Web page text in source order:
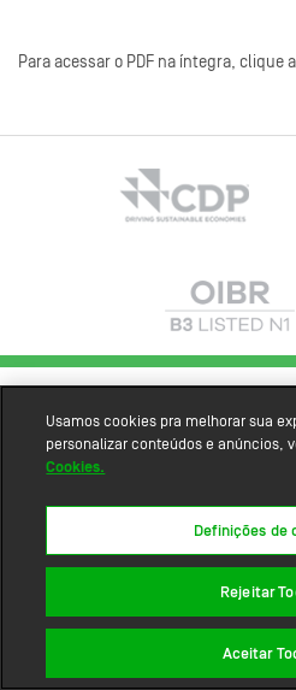
Para acessar o PDF na íntegra, clique
Usamos cookies pra melhorar sua
personalizar conteúdos e anúncios,
Cookies.
Definições de
Rejeitar
Aceitar